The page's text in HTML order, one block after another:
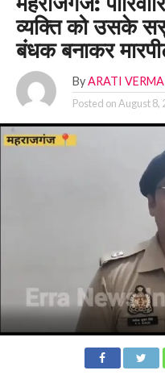
व्यक्ति को उसके
बंधक बनाकर
By ARATI VERMA
Posted onAugust 8,